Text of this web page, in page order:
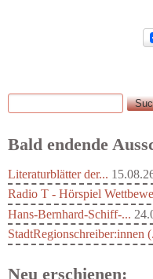
Suche
Bald endende
Literaturblätter der...
Radio T - Hörspiel
Hans-Bernhard-Schiff-...
StadtRegionschreiber:innen
Neu erschienen: